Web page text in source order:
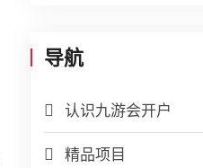
导航
认识九游会开户
精品项目